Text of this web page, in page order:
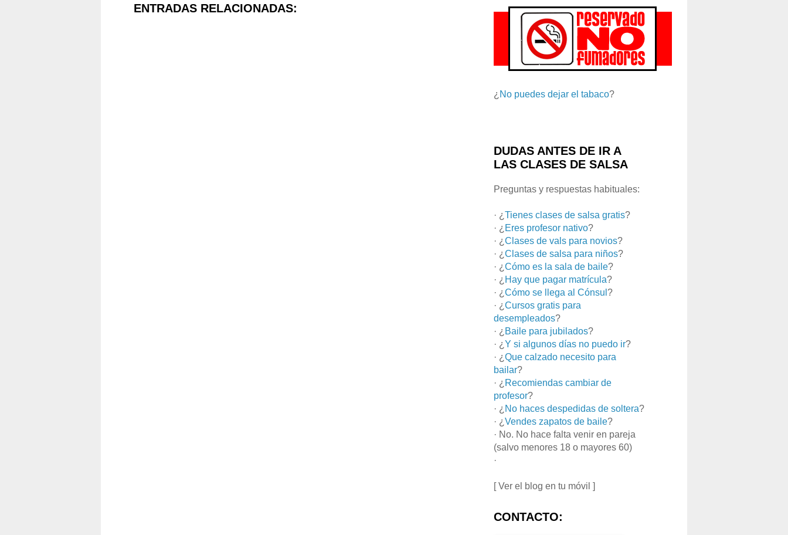
ENTRADAS RELACIONADAS:
¿ No puedes dejar el tabaco?
DUDAS ANTES DE IR A
LAS CLASES DE SALSA
Preguntas y respuestas habituales:
· ¿ Tienes clases de salsa gratis?
· ¿ Eres profesor nativo?
· ¿ Clases de vals para novios?
· ¿ Clases de salsa para niños?
· ¿ Cómo es la sala de baile?
· ¿ Hay que pagar matrícula?
· ¿ Cómo se llega al Cónsul ?
· ¿ Cursos gratis para
desempleados?
· ¿ Baile para jubilados?
· ¿ Y si algunos días no puedo ir?
· ¿ Que calzado necesito para
bailar?
· ¿ Recomiendas cambiar de
profesor?
· ¿ No haces despedidas de soltera?
· ¿ Vendes zapatos de baile?
· No. No hace falta venir en pareja
(salvo menores 18 o mayores 60)
·
[ Ver el blog en tu móvil ]
CONTACTO: